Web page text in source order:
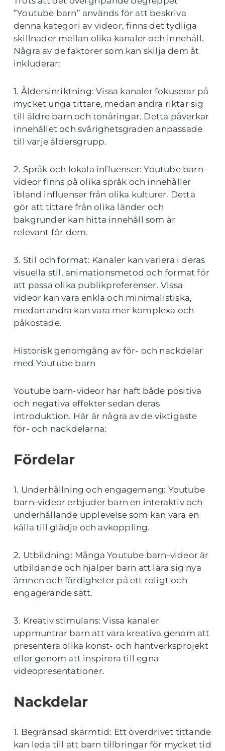
”Youtube barn” används för att beskriva
denna kategori av videor, finns det tydliga
skillnader mellan olika kanaler och innehåll.
Några av de faktorer som kan skilja dem åt
inkluderar:
1. Åldersinriktning: Vissa kanaler fokuserar på
mycket unga tittare, medan andra riktar sig
till äldre barn och tonåringar. Detta påverkar
innehållet och svårighetsgraden anpassade
till varje åldersgrupp.
2. Språk och lokala influenser: Youtube barn-
videor finns på olika språk och innehåller
ibland influenser från olika kulturer. Detta
gör att tittare från olika länder och
bakgrunder kan hitta innehåll som är
relevant för dem.
3. Stil och format: Kanaler kan variera i deras
visuella stil, animationsmetod och format för
att passa olika publikpreferenser. Vissa
videor kan vara enkla och minimalistiska,
medan andra kan vara mer komplexa och
påkostade.
Historisk genomgång av för- och nackdelar
med Youtube barn
Youtube barn-videor har haft både positiva
och negativa effekter sedan deras
introduktion. Här är några av de viktigaste
för- och nackdelarna:
Fördelar
1. Underhållning och engagemang: Youtube
barn-videor erbjuder barn en interaktiv och
underhållande upplevelse som kan vara en
källa till glädje och avkoppling.
2. Utbildning: Många Youtube barn-videor är
utbildande och hjälper barn att lära sig nya
ämnen och färdigheter på ett roligt och
engagerande sätt.
3. Kreativ stimulans: Vissa kanaler
uppmuntrar barn att vara kreativa genom att
presentera olika konst- och hantverksprojekt
eller genom att inspirera till egna
videopresentationer.
Nackdelar
1. Begränsad skärmtid: Ett överdrivet tittande
kan leda till att barn tillbringar för mycket tid